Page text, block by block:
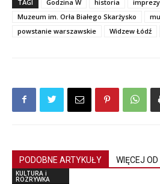
TAGI Godzina W historia
Muzeum im. Orła Białego Skarżysko
powstanie warszawskie
Widzew Łódź
PODOBNE ARTYKUŁY WIĘCEJ
KULTURA i
ROZRYWKA